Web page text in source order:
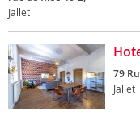
Jallet
79
Jallet